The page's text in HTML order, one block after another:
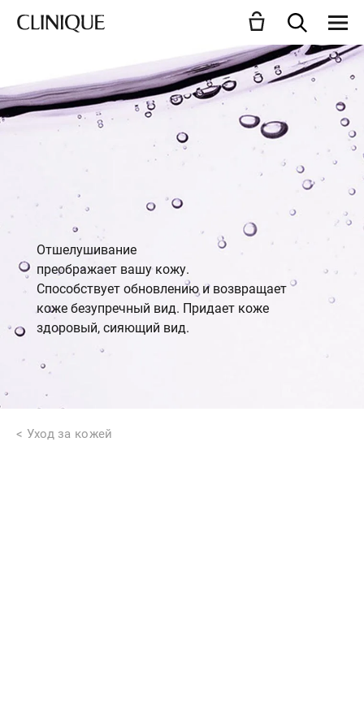
Отшелушивание
преображает вашу кожу.
Способствует обновлению и возвращает
коже безупречный вид. Придает коже
здоровый, сияющий вид.
Уход за кожей